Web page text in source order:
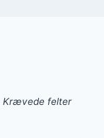
Krævede felter